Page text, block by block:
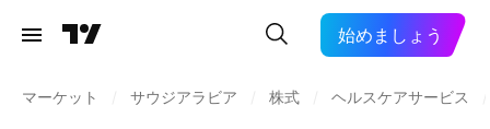
始めましょう
マーケット サウジアラビア 株式 ヘルスケアサービス